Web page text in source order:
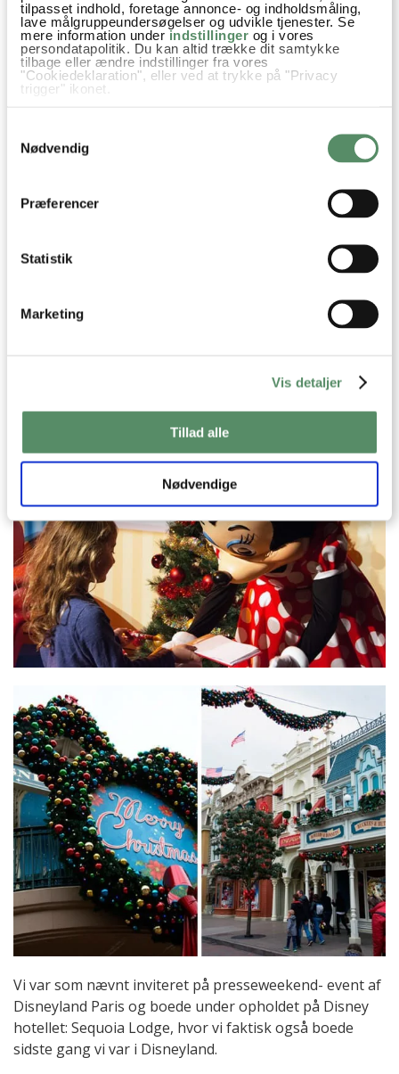
tilpasset indhold, foretage annonce- og indholdsmåling,
lave målgruppeundersøgelser og udvikle tjenester. Se
mere information under indstillinger og i vores
persondatapolitik. Du kan altid trække dit samtykke
tilbage eller ændre indstillinger fra vores
"Cookiedeklaration", eller ved at trykke på "Privacy
trigger" ikonet.
Indsamle præcise oplysninger om din placering,
der kan være nøjagtig inden for få meter
Identificere din enhed baseret på en scanning af
Nødvendig
Præferencer
Statistik
Marketing
Vis detaljer
Tillad alle
Nødvendige
Vi var som nævnt inviteret på presseweekend- event af
Disneyland Paris og boede under opholdet på Disney
hotellet: Sequoia Lodge, hvor vi faktisk også boede
sidste gang vi var i Disneyland.